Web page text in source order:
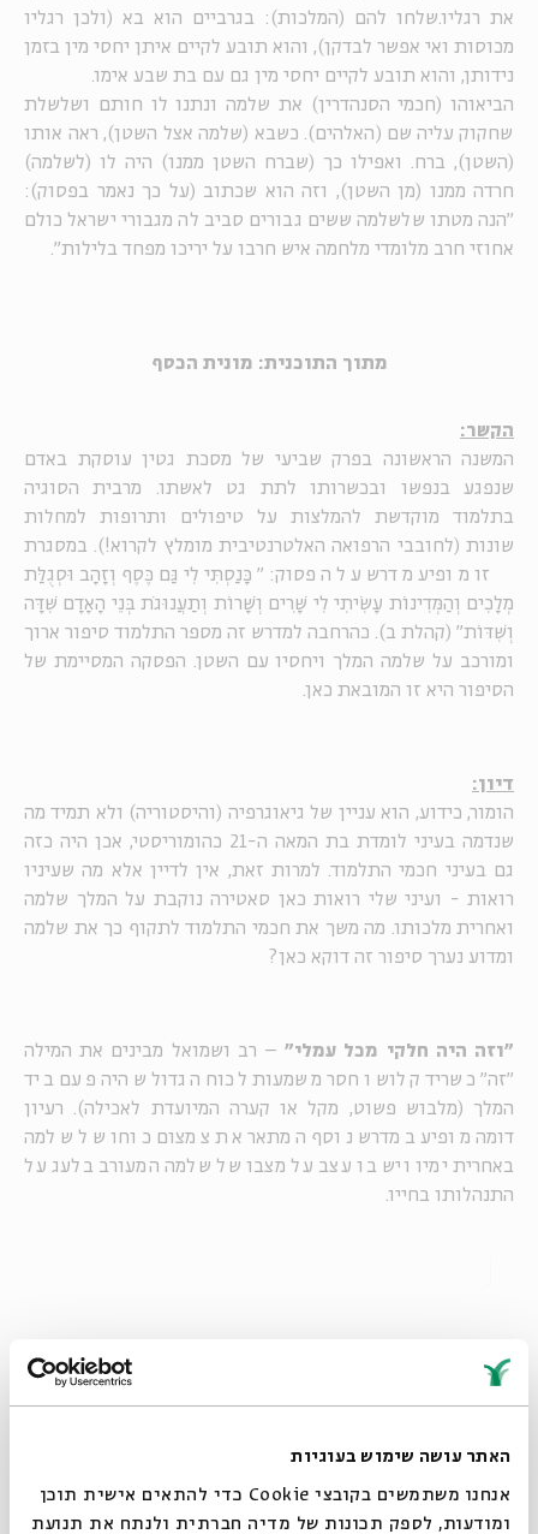
האתר עושה שימוש בעוגיות
אנחנו משתמשים בקובצי Cookie כדי להתאים אישית תוכן
ומודעות, לספק תכונות של מדיה חברתית ולנתח את תנועת
את רגליו.שלחו להם (המלכות): בגרביים הוא בא (ולכן רגליו
מכוסות ואי אפשר לבדקן), והוא תובע לקיים איתן יחסי מין בזמן
נידותן, והוא תובע לקיים יחסי מין גם עם בת שבע אימו.
הביאוהו (חכמי הסנהדרין) את שלמה ונתנו לו חותם ושלשלת
שחקוק עליה שם (האלהים). כשבא (שלמה אצל השטן), ראה אותו
(השטן), ברח. ואפילו כך (שברח השטן ממנו) היה לו (לשלמה)
חרדה ממנו (מן השטן), וזה הוא שכתוב (על כך נאמר בפסוק):
"הנה מטתו שלשלמה ששים גבורים סביב לה מגבורי ישראל כולם
אחוזי חרב מלומדי מלחמה איש חרבו על יריכו מפחד בלילות".
מתוך התוכנית: מונית הכסף
הקשר:
המשנה הראשונה בפרק שביעי של מסכת גטין עוסקת באדם
שנפגע בנפשו ובכשרותו לתת גט לאשתו. מרבית הסוגיה
בתלמוד מוקדשת להמלצות על טיפולים ותרופות למחלות
שונות (לחובבי הרפואה האלטרנטיבית מומלץ לקרוא!). במסגרת
זו מופיע מדרש על הפסוק: "כָּנַסְתִּי לִי גַּם כֶּסֶף וְזָהָב וּסְגֻלַּת
מְלָכִים וְהַמְּדִינוֹת עָשִׂיתִי לִי שָׁרִים וְשָׁרוֹת וְתַעֲנוּגֹת בְּנֵי הָאָדָם שִׁדָּה
וְשִׁדּוֹת" (קהלת ב). כהרחבה למדרש זה מספר התלמוד סיפור ארוך
ומורכב על שלמה המלך ויחסיו עם השטן. הפסקה המסיימת של
הסיפור היא זו המובאת כאן.
דיון:
הומור, כידוע, הוא עניין של גיאוגרפיה (והיסטוריה) ולא תמיד מה
שנדמה בעיני לומדת בת המאה ה-21 כהומוריסטי, אכן היה כזה
גם בעיני חכמי התלמוד. למרות זאת, אין לדיין אלא מה שעיניו
רואות - ועיני שלי רואות כאן סאטירה נוקבת על המלך שלמה
ואחרית מלכותו. מה משך את חכמי התלמוד לתקוף כך את שלמה
ומדוע נערך סיפור זה דוקא כאן?
"וזה היה חלקי מכל עמלי"– רב ושמואל מבינים את המילה
"זה" כשריד קלוש וחסר משמעות לכוח הגדול שהיה פעם ביד
המלך (מלבוש פשוט, מקל או קערה המיועדת לאכילה). רעיון
דומה מופיע במדרש נוסף המתאר את צמצום כוחו של שלמה
באחרית ימיו ויש בו עצב על מצבו של שלמה המעורב בלעג על
התנהלותו בחייו.
שוטה) אל חכמי הסנהדרין, בני דמותם של חכמי התלמוד בסיפור,
הם מנסים לבחון האם מי שיושב על כסא המלך בירושלים הוא
מכל מלכי הארץ, ובכך שהוא יודע את שפת החיות והעצים, לא
אמור להבחן באלה?